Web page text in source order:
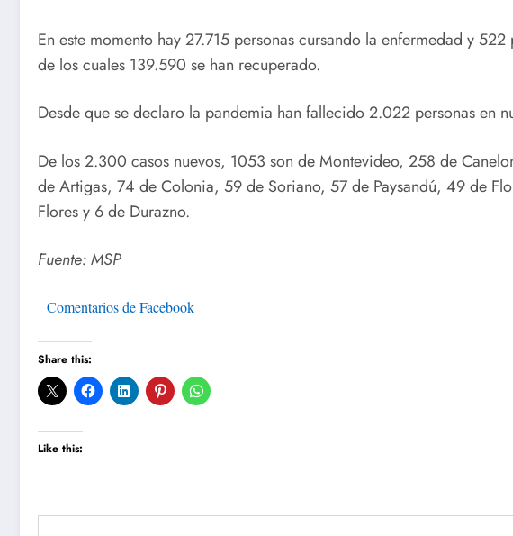
En este momento hay 27.715 personas cursando la enfermedad y
de los cuales 139.590 se han recuperado.
Desde que se declaro la pandemia han fallecido 2.022 personas en
De los 2.300 casos nuevos, 1053 son de Montevideo, 258 de
de Artigas, 74 de Colonia, 59 de Soriano, 57 de Paysandú, 49 de
Flores y 6 de Durazno.
Fuente: MSP
Comentarios de Facebook
Share this:
Like this: